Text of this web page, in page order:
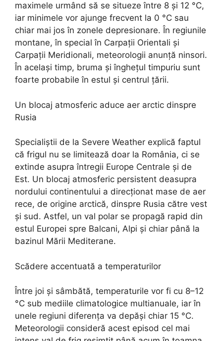
maximele urmând să se situeze între 8 și 12 °C,
iar minimele vor ajunge frecvent la 0 °C sau
chiar mai jos în zonele depresionare. În regiunile
montane, în special în Carpații Orientali și
Carpații Meridionali, meteorologii anunță ninsori.
În același timp, bruma și înghețul timpuriu sunt
foarte probabile în estul și centrul țării.
Un blocaj atmosferic aduce aer arctic dinspre
Rusia
Specialiștii de la Severe Weather explică faptul
că frigul nu se limitează doar la România, ci se
extinde asupra întregii Europe Centrale și de
Est. Un blocaj atmosferic persistent deasupra
nordului continentului a direcționat mase de aer
rece, de origine arctică, dinspre Rusia către vest
și sud. Astfel, un val polar se propagă rapid din
estul Europei spre Balcani, Alpi și chiar până la
bazinul Mării Mediterane.
Scădere accentuată a temperaturilor
Între joi și sâmbătă, temperaturile vor fi cu 8–12
°C sub mediile climatologice multianuale, iar în
unele regiuni diferența va depăși chiar 15 °C.
Meteorologii consideră acest episod cel mai